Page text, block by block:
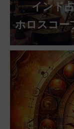
インド
ホロスコー